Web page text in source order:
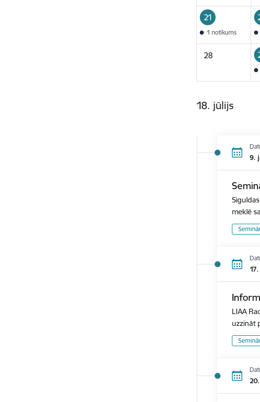
21
1 notikums
28
18. jūlijs
9.
meklē
LIAA
uzzināt